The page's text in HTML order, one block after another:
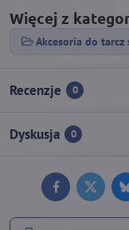
Więcej z
Akcesoria do tarcz
Recenzje 0
Dyskusja 0
FacebookTwitter